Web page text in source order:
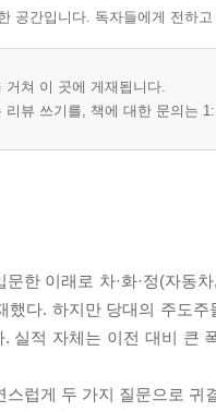
공간입니다. 독자들에게 전하
거쳐 이 곳에 게재됩니다.
리뷰 쓰기를, 책에 대한 문의는
문한 이래로 차·화·정(자동
했다. 하지만 당대의 주도
. 실적 자체는 이전 대비 큰
스럽게 두 가지 질문으로 귀